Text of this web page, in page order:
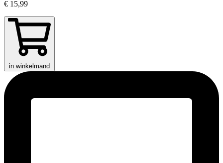
€ 15,99
in winkelmand